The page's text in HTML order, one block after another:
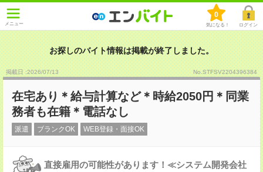
メニュー
0
気になる！ ログイン
お探しのバイト情報は掲載が終了しました。
掲載日 :2026/07/13 No.STFSV2204396384
在宅あり＊給与計算など＊時給2050円＊同業
務者も在籍＊電話なし
派遣 ブランクOK WEB登録・面接OK
直接雇用の可能性があります！≪システム開発会社